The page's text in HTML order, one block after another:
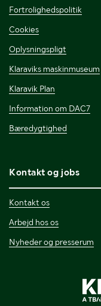
Fortrolighedspolitik
Cookies
Oplysningspligt
Klaraviks maskinmuseum
Klaravik Plan
Information om DAC7
Bæredygtighed
Kontakt og jobs
Kontakt os
Arbejd hos os
Nyheder og presserum